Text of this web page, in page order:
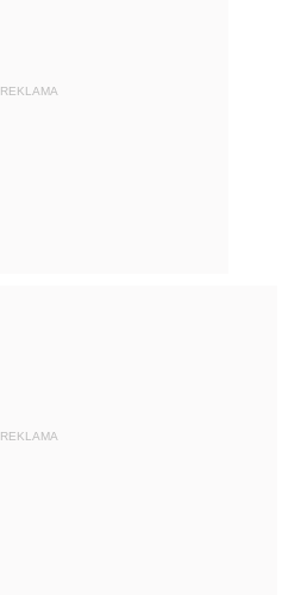
REKLAMA
REKLAMA